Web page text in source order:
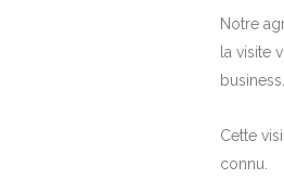
Notre
la visite
business.
Cette
connu.